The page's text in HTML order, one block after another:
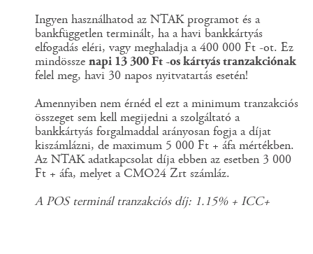
Ingyen használhatod az NTAK programot és a
bankfüggetlen terminált, ha a havi bankkártyás
elfogadás eléri, vagy meghaladja a 400 000 Ft -ot. Ez
mindössze napi 13 300 Ft -os kártyás tranzakciónak
felel meg, havi 30 napos nyitvatartás esetén!
Amennyiben nem érnéd el ezt a minimum tranzakciós
összeget sem kell megijedni a szolgáltató a
bankkártyás forgalmaddal arányosan fogja a díjat
kiszámlázni, de maximum 5 000 Ft + áfa mértékben.
Az NTAK adatkapcsolat díja ebben az esetben 3 000
Ft + áfa, melyet a CMO24 Zrt számláz.
A POS terminál tranzakciós díj: 1.15% + ICC+